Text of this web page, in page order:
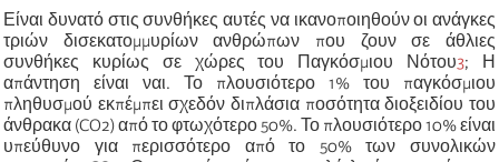
Είναι δυνατό στις συνθήκες αυτές να ικανοποιηθούν οι ανάγκες
τριών δισεκατομμυρίων ανθρώπων που ζουν σε άθλιες
συνθήκες κυρίως σε χώρες του Παγκόσμιου Νότου3; Η
απάντηση είναι ναι. Το πλουσιότερο 1% του παγκόσμιου
πληθυσμού εκπέμπει σχεδόν διπλάσια ποσότητα διοξειδίου του
άνθρακα (CO2) από το φτωχότερο 50%. Το πλουσιότερο 10% είναι
υπεύθυνο για περισσότερο από το 50% των συνολικών